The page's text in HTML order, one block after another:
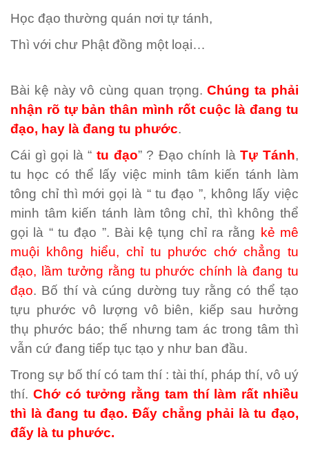
Học đạo thường quán nơi tự tánh,
Thì với chư Phật đồng một loại…
Bài kệ này vô cùng quan trọng.Chúng ta phải
nhận rõ tự bản thân mình rốt cuộc là đang tu
đạo, hay là đang tu phước.
Cái gì gọi là “ tu đạo” ? Đạo chính làTự Tánh,
tu học có thể lấy việc minh tâm kiến tánh làm
tông chỉ thì mới gọi là “ tu đạo ”, không lấy việc
minh tâm kiến tánh làm tông chỉ, thì không thể
gọi là “ tu đạo ”. Bài kệ tụng chỉ ra rằng kẻ mê
muội không hiểu, chỉ tu phước chớ chẳng tu
đạo, lầm tưởng rằng tu phước chính là đang tu
đạo. Bố thí và cúng dường tuy rằng có thể tạo
tựu phước vô lượng vô biên, kiếp sau hưởng
thụ phước báo; thế nhưng tam ác trong tâm thì
vẫn cứ đang tiếp tục tạo y như ban đầu.
Trong sự bố thí có tam thí : tài thí, pháp thí, vô uý
thí. Chớ có tưởng rằng tam thí làm rất nhiều
thì là đang tu đạo. Đấy chẳng phải là tu đạo,
đấy là tu phước.